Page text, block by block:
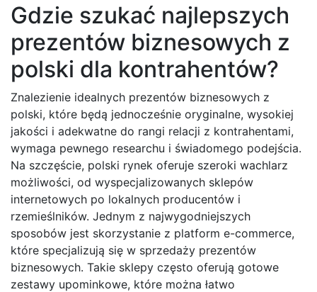
Gdzie szukać najlepszych
prezentów biznesowych z
polski dla kontrahentów?
Znalezienie idealnych prezentów biznesowych z
polski, które będą jednocześnie oryginalne, wysokiej
jakości i adekwatne do rangi relacji z kontrahentami,
wymaga pewnego researchu i świadomego podejścia.
Na szczęście, polski rynek oferuje szeroki wachlarz
możliwości, od wyspecjalizowanych sklepów
internetowych po lokalnych producentów i
rzemieślników. Jednym z najwygodniejszych
sposobów jest skorzystanie z platform e-commerce,
które specjalizują się w sprzedaży prezentów
biznesowych. Takie sklepy często oferują gotowe
zestawy upominkowe, które można łatwo